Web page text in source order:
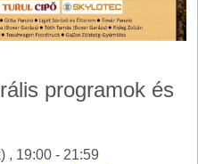
programok és
, 19:00 - 21:59